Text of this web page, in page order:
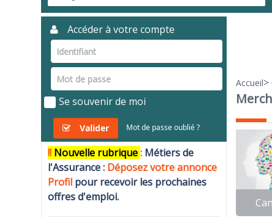
Accueil>
Accéder à votre compte
Se souvenir de moi
Valider Mot de passe oublié ?
!! Nouvelle rubrique: Métiers de
l'Assurance : Déposez votre annonce
Profil pour recevoir les prochaines
offres d'emploi.